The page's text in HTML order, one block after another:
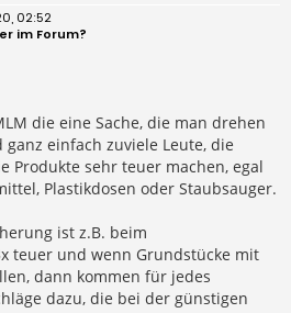
02:52
im Forum?
die eine Sache, die man drehen
einfach zuviele Leute, die
Produkte sehr teuer machen, egal
Plastikdosen oder Staubsauger.
ist z.B. beim
teuer und wenn Grundstücke mit
dann kommen für jedes
dazu, die bei der günstigen